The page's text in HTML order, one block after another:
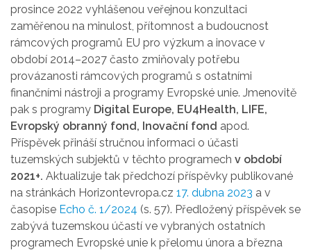
prosince 2022 vyhlášenou veřejnou konzultaci
zaměřenou na minulost, přítomnost a budoucnost
rámcových programů EU pro výzkum a inovace v
období 2014–2027 často zmiňovaly potřebu
provázanosti rámcových programů s ostatními
finančními nástroji a programy Evropské unie. Jmenovitě
pak s programy Digital Europe, EU4Health, LIFE,
Evropský obranný fond, Inovační fond apod.
Příspěvek přináší stručnou informaci o účasti
tuzemských subjektů v těchto programech v období
2021+. Aktualizuje tak předchozí příspěvky publikované
na stránkách Horizontevropa.cz 17. dubna 2023 a v
časopise Echo č. 1/2024 (s. 57). Předložený příspěvek se
zabývá tuzemskou účastí ve vybraných ostatních
programech Evropské unie k přelomu února a března